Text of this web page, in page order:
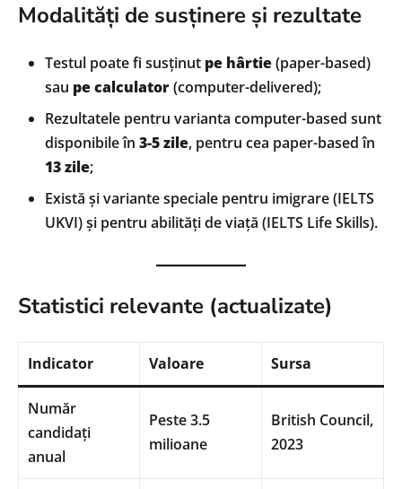
Modalități de susținere și rezultate
Testul poate fi susținut pe hârtie(paper-based)
sau pe calculator(computer-delivered);
Rezultatele pentru varianta computer-based sunt
disponibile în 3-5 zile, pentru cea paper-based în
13 zile;
Există și variante speciale pentru imigrare (IELTS
UKVI) și pentru abilități de viață (IELTS Life Skills).
Statistici relevante (actualizate)
Indicator Valoare Sursa
Număr
candidați
anual
Peste 3.5
milioane
British Council,
2023